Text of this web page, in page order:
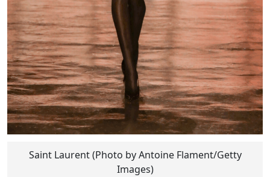
Saint Laurent (Photo by Antoine Flament/Getty
Images)